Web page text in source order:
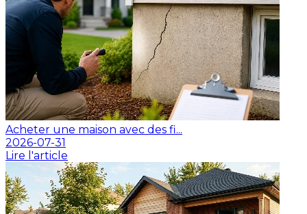
Acheter une maison avec des fi...
2026-07-31
Lire l'article